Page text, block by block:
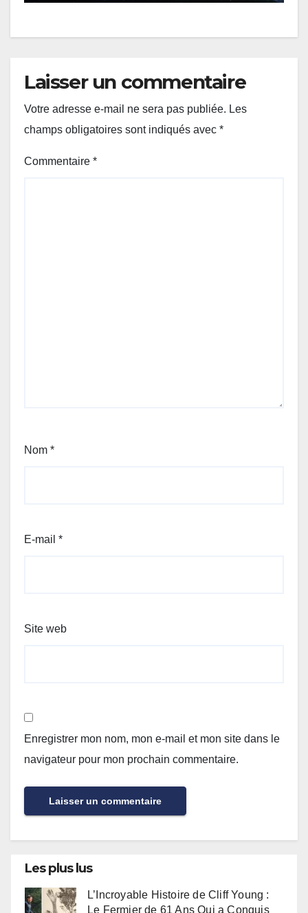
Laisser un commentaire
Votre adresse e-mail ne sera pas publiée. Les
champs obligatoires sont indiqués avec *
Commentaire *
Nom *
E-mail *
Site web
Enregistrer mon nom, mon e-mail et mon site dans le
navigateur pour mon prochain commentaire.
Les plus lus
L’Incroyable Histoire de Cliff Young :
Le Fermier de 61 Ans Qui a Conquis